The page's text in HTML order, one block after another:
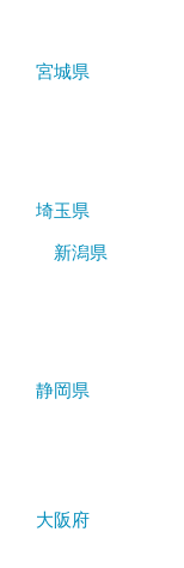
宮城県
埼玉県
新潟県
静岡県
大阪府